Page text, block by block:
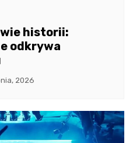
historii:
odkrywa
2026